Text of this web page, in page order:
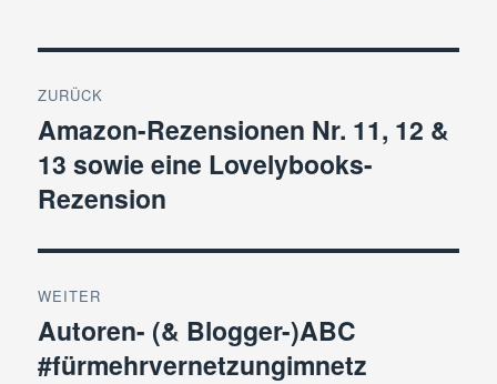
ZURÜCK
Vorheriger
Beitrag:
Amazon-Rezensionen Nr. 11, 12 &
13 sowie eine Lovelybooks-
Rezension
WEITER
Nächster
Beitrag:
Autoren- (& Blogger-)ABC
#fürmehrvernetzungimnetz